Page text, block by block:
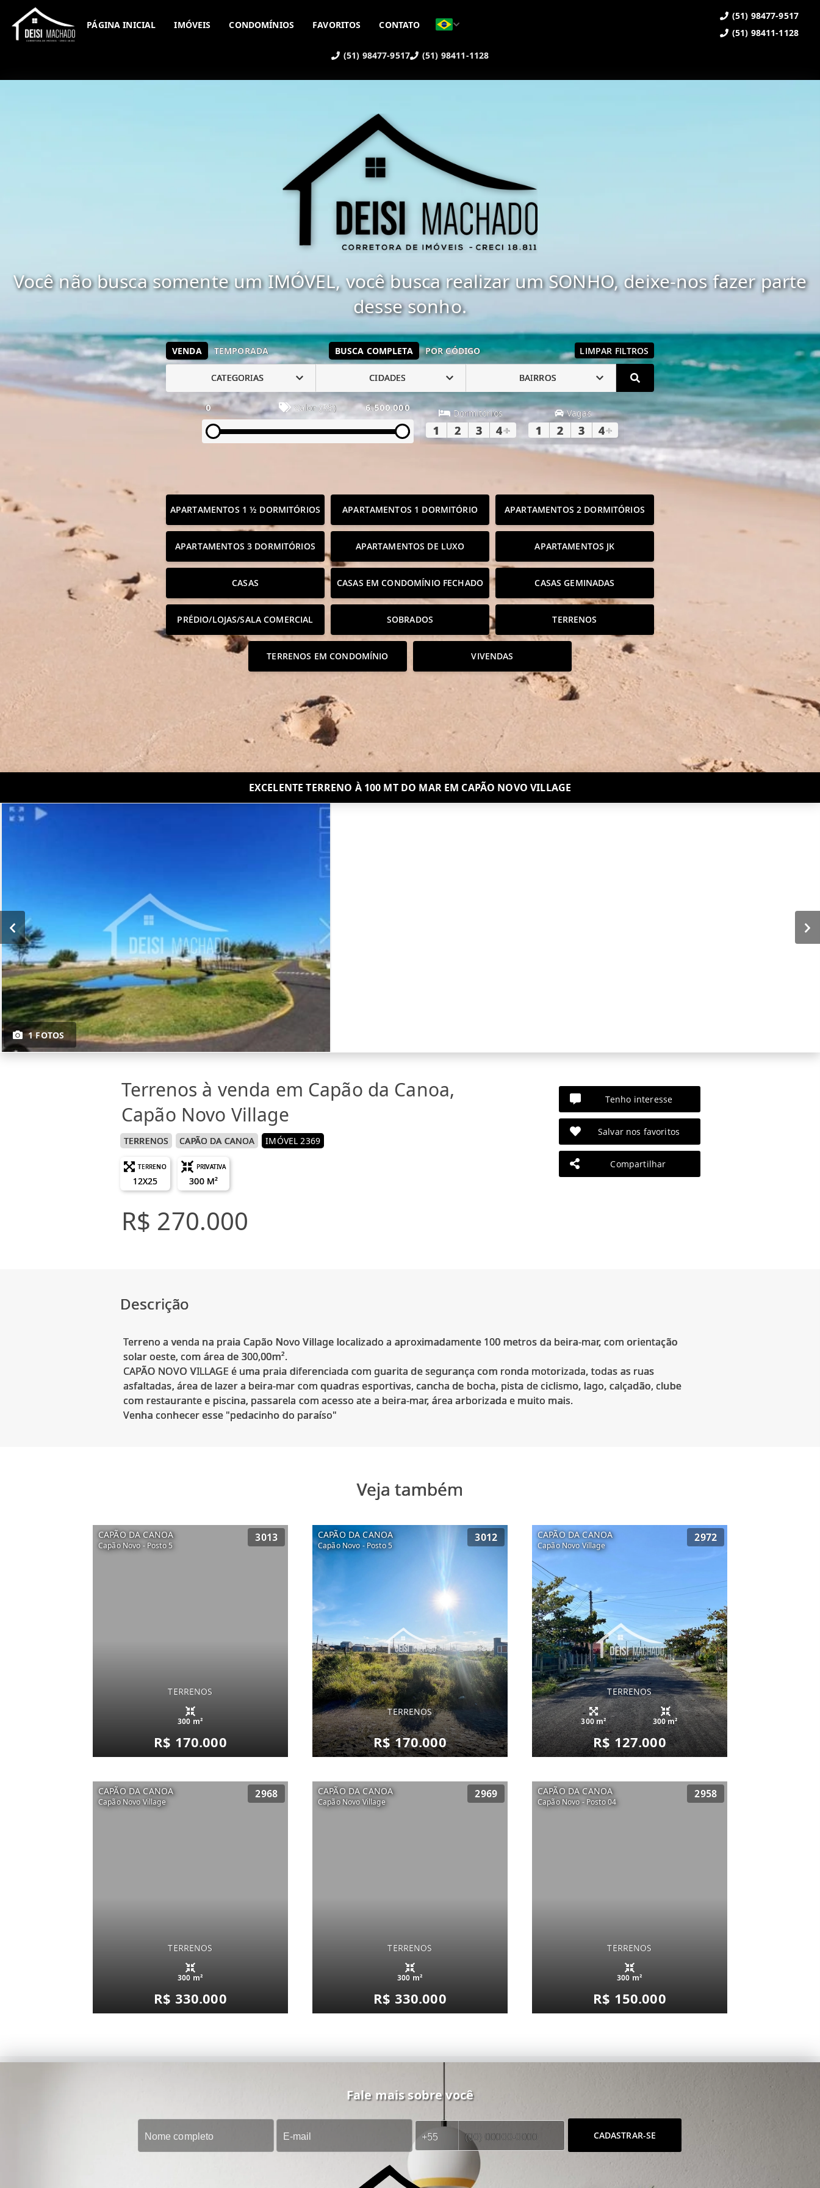
(51) 98477-9517 (51) 98411-1128
PÁGINA INICIAL IMÓVEIS CONDOMÍNIOS FAVORITOS CONTATO
(51) 98477-9517
(51) 98411-1128
Você não busca somente um IMÓVEL, você busca realizar um SONHO, deixe-nos fazer parte
desse sonho.
VENDA TEMPORADA BUSCA COMPLETA POR CÓDIGO LIMPAR FILTROS
CATEGORIAS CIDADES BAIRROS
0 Valor (R$) 6.500.000 Dormitórios
1 2 3 4+
Vagas
1 2 3 4+
APARTAMENTOS 1 ½ DORMITÓRIOS APARTAMENTOS 1 DORMITÓRIO APARTAMENTOS 2 DORMITÓRIOS
APARTAMENTOS 3 DORMITÓRIOS APARTAMENTOS DE LUXO APARTAMENTOS JK
CASAS CASAS EM CONDOMÍNIO FECHADO CASAS GEMINADAS
PRÉDIO/LOJAS/SALA COMERCIAL SOBRADOS TERRENOS
TERRENOS EM CONDOMÍNIO VIVENDAS
EXCELENTE TERRENO À 100 MT DO MAR EM CAPÃO NOVO VILLAGE
1 FOTOS
Terrenos à venda em Capão da Canoa,
Capão Novo Village
TERRENOS CAPÃO DA CANOA IMÓVEL 2369
TERRENO
12X25
PRIVATIVA
300 M²
R$ 270.000
Tenho interesse
Salvar nos favoritos
Compartilhar
Descrição
Terreno a venda na praia Capão Novo Village localizado a aproximadamente 100 metros da beira-mar, com orientação
solar oeste, com área de 300,00m².
CAPÃO NOVO VILLAGE é uma praia diferenciada com guarita de segurança com ronda motorizada, todas as ruas
asfaltadas, área de lazer a beira-mar com quadras esportivas, cancha de bocha, pista de ciclismo, lago, calçadão, clube
com restaurante e piscina, passarela com acesso ate a beira-mar, área arborizada e muito mais.
Veja também
CAPÃO DA CANOA
Capão Novo - Posto 5
3013
TERRENOS
300 m²
R$ 170.000
CAPÃO DA CANOA
Capão Novo - Posto 5
3012
TERRENOS
R$ 170.000
CAPÃO DA CANOA
Capão Novo Village
2972
TERRENOS
300 m² 300 m²
R$ 127.000
CAPÃO DA CANOA
Capão Novo Village
2968
TERRENOS
300 m²
R$ 330.000
CAPÃO DA CANOA
Capão Novo Village
2969
TERRENOS
300 m²
R$ 330.000
CAPÃO DA CANOA
Capão Novo - Posto 04
2958
TERRENOS
300 m²
R$ 150.000
Fale mais sobre você
CADASTRAR-SE